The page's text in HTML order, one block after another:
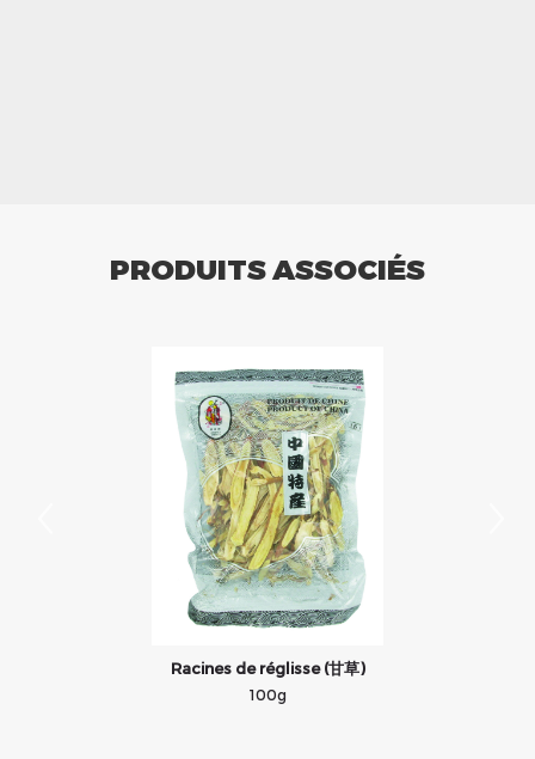
PRODUITS ASSOCIÉS
Racines de réglisse (甘草)
100g